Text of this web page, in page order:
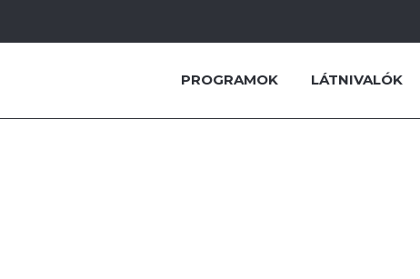
PROGRAMOK LÁTNIVALÓK